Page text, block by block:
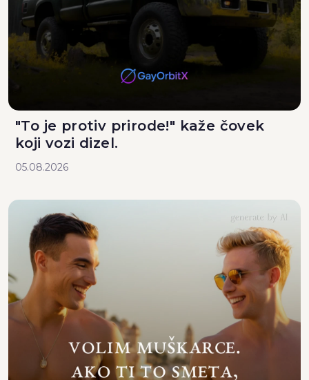
"To je protiv prirode!" kaže čovek
koji vozi dizel.
05.08.2026